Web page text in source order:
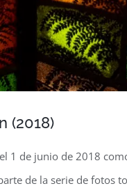
(2018)
1 de junio de 2018
de la serie de fotos